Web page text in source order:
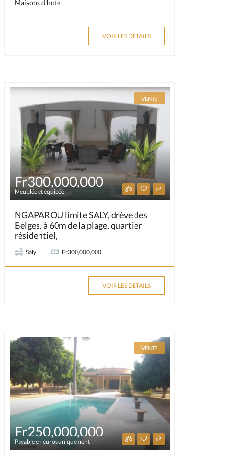
Maisons d'hote
VOIR LES DÉTAILS
VENTE
Fr300,000,000
Meublée et équipée
NGAPAROU limite SALY, drève des
Belges, à 60m de la plage, quartier
résidentiel,
Saly Fr300,000,000
VOIR LES DÉTAILS
VENTE
Fr250,000,000
Payable en euros uniquement